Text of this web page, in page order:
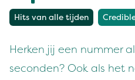
Hits van alle tijden
Herken jij een nummer
seconden? Ook als het